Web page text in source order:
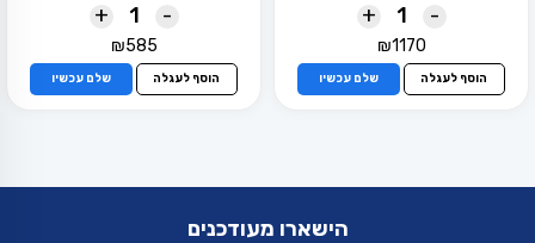
-
+
₪1170
הוסף לעגלה שלם עכשיו
-
+
₪585
הוסף לעגלה שלם עכשיו
הישארו מעודכנים